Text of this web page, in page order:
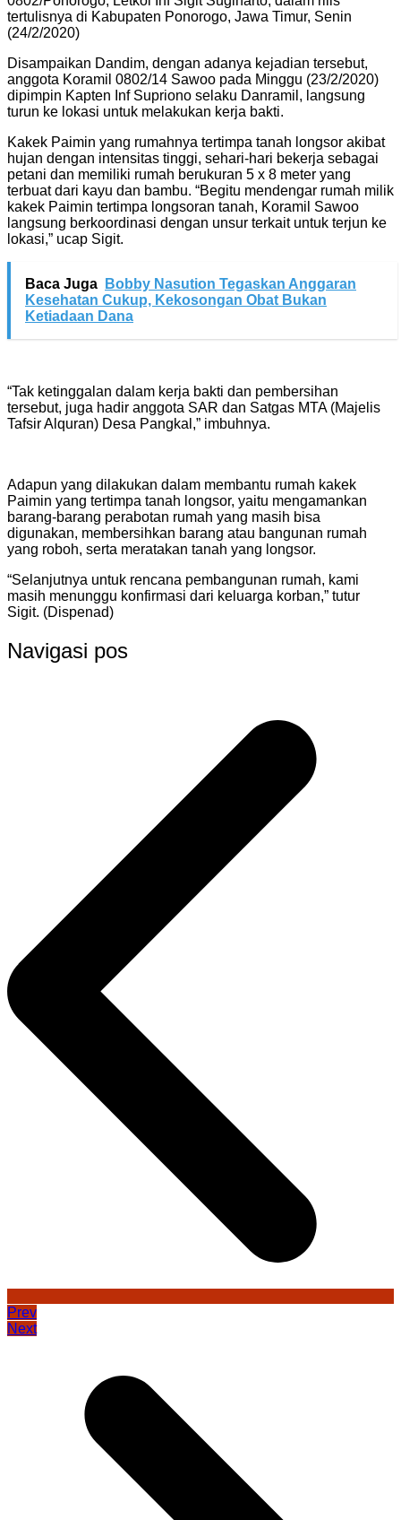
tertulisnya di Kabupaten Ponorogo, Jawa Timur, Senin
(24/2/2020)
Disampaikan Dandim, dengan adanya kejadian tersebut,
anggota Koramil 0802/14 Sawoo pada Minggu (23/2/2020)
dipimpin Kapten Inf Supriono selaku Danramil, langsung
turun ke lokasi untuk melakukan kerja bakti.
Kakek Paimin yang rumahnya tertimpa tanah longsor akibat
hujan dengan intensitas tinggi, sehari-hari bekerja sebagai
petani dan memiliki rumah berukuran 5 x 8 meter yang
terbuat dari kayu dan bambu. “Begitu mendengar rumah milik
kakek Paimin tertimpa longsoran tanah, Koramil Sawoo
langsung berkoordinasi dengan unsur terkait untuk terjun ke
lokasi,” ucap Sigit.
Baca Juga
Bobby Nasution Tegaskan Anggaran
Kesehatan Cukup, Kekosongan Obat Bukan
Ketiadaan Dana
“Tak ketinggalan dalam kerja bakti dan pembersihan
tersebut, juga hadir anggota SAR dan Satgas MTA (Majelis
Tafsir Alquran) Desa Pangkal,” imbuhnya.
Adapun yang dilakukan dalam membantu rumah kakek
Paimin yang tertimpa tanah longsor, yaitu mengamankan
barang-barang perabotan rumah yang masih bisa
digunakan, membersihkan barang atau bangunan rumah
yang roboh, serta meratakan tanah yang longsor.
“Selanjutnya untuk rencana pembangunan rumah, kami
masih menunggu konfirmasi dari keluarga korban,” tutur
Sigit. (Dispenad)
Navigasi pos
Prev
Next